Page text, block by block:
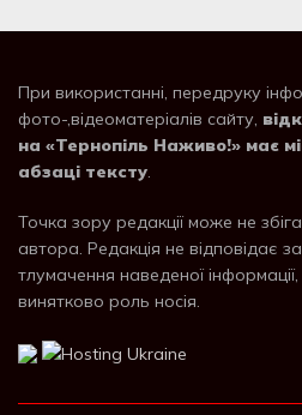
При використанні, передруку
фото-,відеоматеріалів сайту,
на «Тернопіль Наживо!» має
абзаці тексту.
Точка зору редакції може не
автора. Редакція не відповідає
тлумачення наведеної
винятково роль носія.